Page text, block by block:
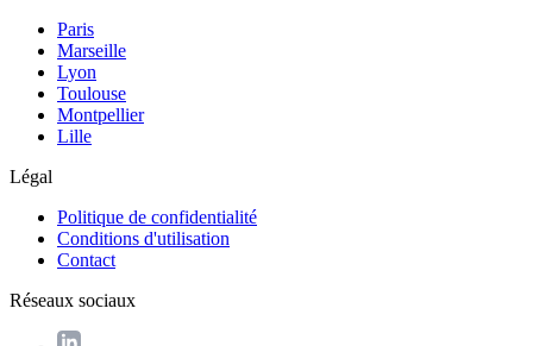
Paris
Marseille
Lyon
Toulouse
Montpellier
Lille
Légal
Politique de confidentialité
Conditions d'utilisation
Contact
Réseaux sociaux